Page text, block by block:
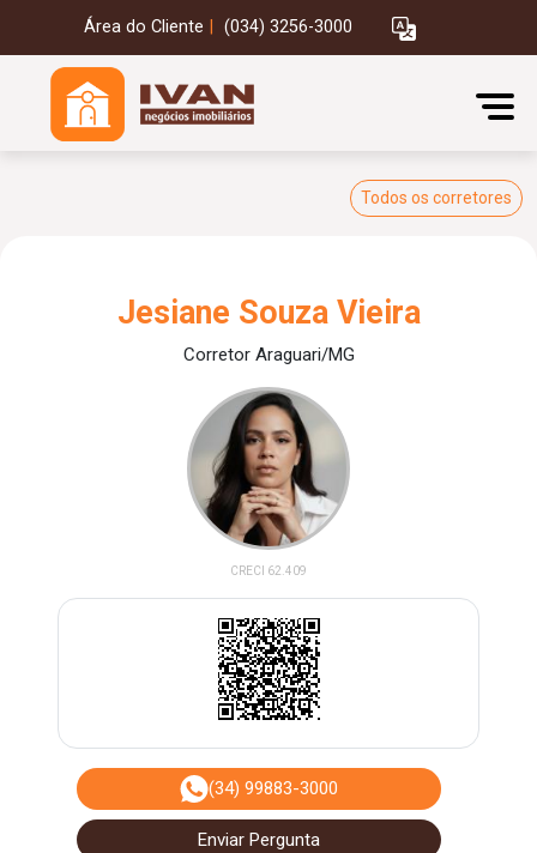
Área do Cliente (034) 3256-3000
Todos os corretores
Jesiane Souza Vieira
Corretor Araguari/MG
CRECI 62.409
(34) 99883-3000
Enviar Pergunta